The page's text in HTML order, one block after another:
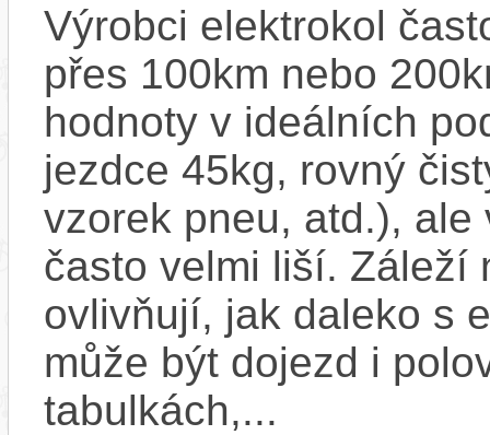
Výrobci elektrokol
přes 100km nebo
hodnoty v ideálních
jezdce 45kg, rovný
vzorek pneu, atd.),
často velmi liší. Záleží
ovlivňují, jak daleko s
může být dojezd i
tabulkách,...